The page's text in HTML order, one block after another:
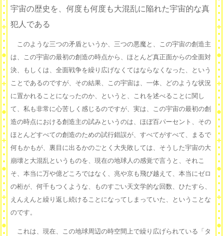
宇宙の歴史を、何度も何度も大混乱に陥れた宇宙的な真
犯人である
このような三つの矛盾というか、三つの悪魔と、この宇宙の創造主
は、この宇宙の最初の創造の時点から、ほとんど真正面からの全面対
決、もしくは、全面戦争を繰り広げなくてはならなくなった、という
ことであるのですが、その結果、この宇宙は、一体、どのような状況
に置かれることになったのか、というと、これを述べることに関し
て、私も非常に心苦しく感じるのですが、実は、この宇宙の最初の創
造の時点における創造主の試みというのは、ほぼ百パーセント、その
ほとんどすべての創造のための試行錯誤が、すべてがすべて、まるで
何もかもが、裏目に出るかのごとく大失敗しては、そうした宇宙の大
崩壊と大混乱というものを、現在の地球人の感覚で言うと、それこ
そ、本当に万や億どころではなく、兆や京も飛び越えて、本当にゼロ
の桁が、何千もつくような、ものすごい天文学的な回数、ひたすら、
えんえんと繰り返し続けることになってしまっていた、ということな
のです。
これは、現在、この地球周辺の時空間上で繰り広げられている「タ